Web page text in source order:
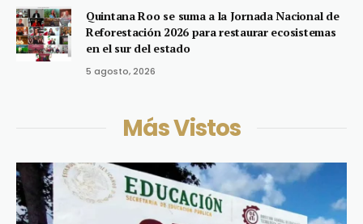
Quintana Roo se suma a la Jornada Nacional de
Reforestación 2026 para restaurar ecosistemas
en el sur del estado
5 agosto, 2026
Más Vistos